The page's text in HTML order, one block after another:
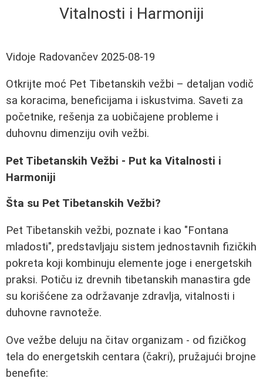
Vitalnosti i Harmoniji
Vidoje Radovančev 2025-08-19
Otkrijte moć Pet Tibetanskih vežbi – detaljan vodič
sa koracima, beneficijama i iskustvima. Saveti za
početnike, rešenja za uobičajene probleme i
duhovnu dimenziju ovih vežbi.
Pet Tibetanskih Vežbi - Put ka Vitalnosti i
Harmoniji
Šta su Pet Tibetanskih Vežbi?
Pet Tibetanskih vežbi, poznate i kao "Fontana
mladosti", predstavljaju sistem jednostavnih fizičkih
pokreta koji kombinuju elemente joge i energetskih
praksi. Potiču iz drevnih tibetanskih manastira gde
su korišćene za održavanje zdravlja, vitalnosti i
duhovne ravnoteže.
Ove vežbe deluju na čitav organizam - od fizičkog
tela do energetskih centara (čakri), pružajući brojne
benefite: